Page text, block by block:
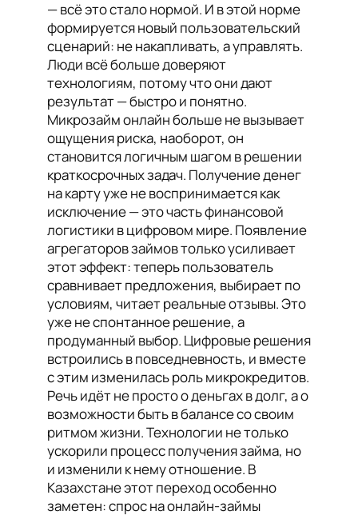
— всё это стало нормой. И в этой норме
формируется новый пользовательский
сценарий: не накапливать, а управлять.
Люди всё больше доверяют
технологиям, потому что они дают
результат — быстро и понятно.
Микрозайм онлайн больше не вызывает
ощущения риска, наоборот, он
становится логичным шагом в решении
краткосрочных задач. Получение денег
на карту уже не воспринимается как
исключение — это часть финансовой
логистики в цифровом мире. Появление
агрегаторов займов только усиливает
этот эффект: теперь пользователь
сравнивает предложения, выбирает по
условиям, читает реальные отзывы. Это
уже не спонтанное решение, а
продуманный выбор. Цифровые решения
встроились в повседневность, и вместе
с этим изменилась роль микрокредитов.
Речь идёт не просто о деньгах в долг, а о
возможности быть в балансе со своим
ритмом жизни. Технологии не только
ускорили процесс получения займа, но
и изменили к нему отношение. В
Казахстане этот переход особенно
заметен: спрос на онлайн-займы